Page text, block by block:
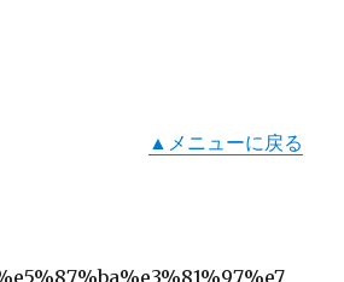
▲メニューに戻る